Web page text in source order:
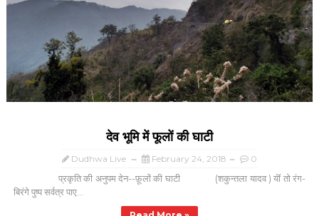
देव भूमि में फूलों की घाटी
Dudhwa Live February 24, 2018 0
प्रकृति की अनुपम देन--फ़ूलों की घाटी (शकुन्तला यादव ) यॊं तो रंग-
बिरंगे पुष्प सर्वत्र पाए...